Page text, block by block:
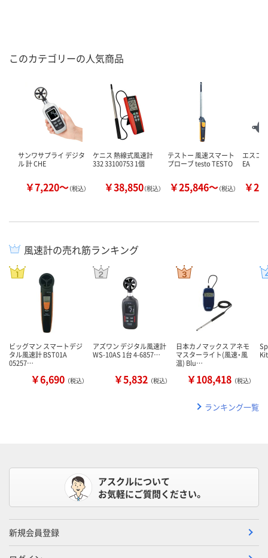
このカテゴリーの人気商品
サンワサプライ デジタ
ル 計 CHE
￥7,220～（税込）
ケニス 熱線式風速計
332 33100753 1個
￥38,850（税込）
テストー 風速スマート
プローブ testo TESTO
￥25,846～（税込）
エス
EA
￥
風速計の売れ筋ランキング
ビッグマン スマートデジ
タル風速計 BST01A
05257…
￥6,690 （税込）
アズワン デジタル風速計
WS-10AS 1台 4-6857…
￥5,832 （税込）
日本カノマックス アネモ
マスターライト(風速・風
温) Blu…
￥108,418 （税込）
ランキング一覧
アスクルについて
お気軽にご質問ください。
新規会員登録